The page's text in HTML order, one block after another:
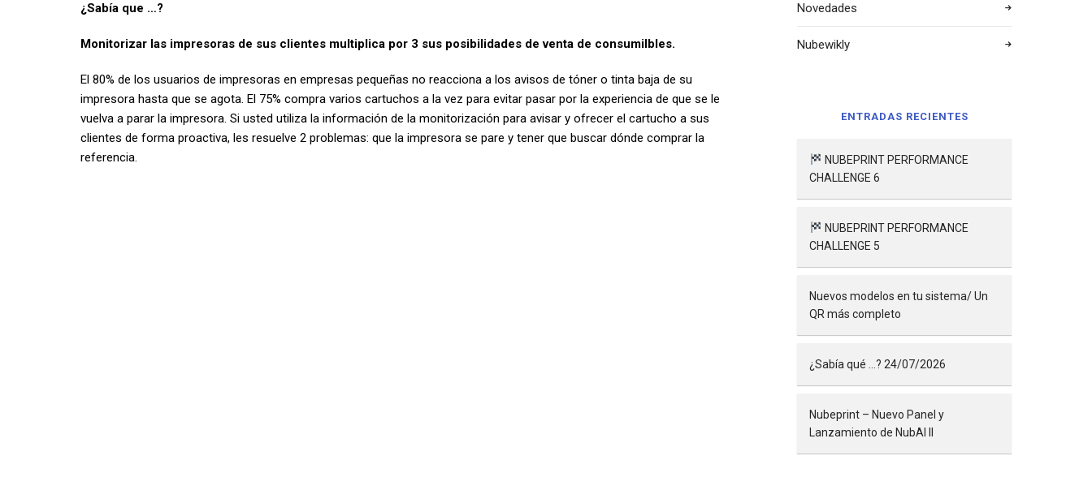
¿Sabía que …?
Monitorizar las impresoras de sus clientes multiplica por 3 sus posibilidades de venta de consumilbles.
El 80% de los usuarios de impresoras en empresas pequeñas no reacciona a los avisos de tóner o tinta baja de su
impresora hasta que se agota. El 75% compra varios cartuchos a la vez para evitar pasar por la experiencia de que se le
vuelva a parar la impresora. Si usted utiliza la información de la monitorización para avisar y ofrecer el cartucho a sus
clientes de forma proactiva, les resuelve 2 problemas: que la impresora se pare y tener que buscar dónde comprar la
referencia.
Novedades
Nubewikly
ENTRADAS RECIENTES
NUBEPRINT PERFORMANCE
CHALLENGE 6
NUBEPRINT PERFORMANCE
CHALLENGE 5
Nuevos modelos en tu sistema/ Un
QR más completo
¿Sabía qué …? 24/07/2026
Nubeprint – Nuevo Panel y
Lanzamiento de NubAI II